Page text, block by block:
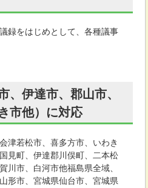
録をはじめとして、各種議事
、伊達市、郡山市、
市他）に対応
津若松市、喜多方市、いわき
見町、伊達郡川俣町、二本松
川市、白河市他福島県全域、
形市、宮城県仙台市、宮城県